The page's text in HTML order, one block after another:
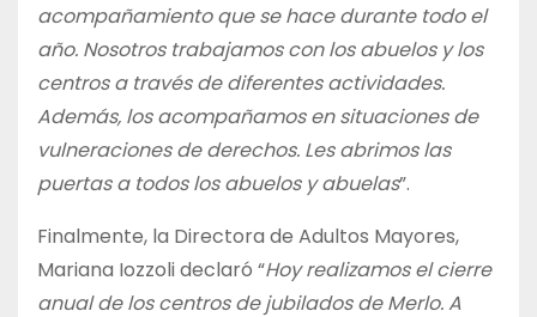
acompañamiento que se hace durante todo el
año. Nosotros trabajamos con los abuelos y los
centros a través de diferentes actividades.
Además, los acompañamos en situaciones de
vulneraciones de derechos. Les abrimos las
puertas a todos los abuelos y abuelas”.
Finalmente, la Directora de Adultos Mayores,
Mariana Iozzoli declaró “Hoy realizamos el cierre
anual de los centros de jubilados de Merlo. A